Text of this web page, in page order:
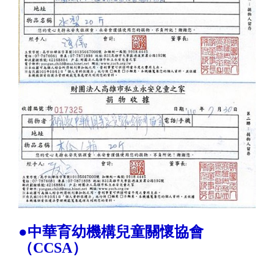
●中華育幼機構兒童關懷協會
（CCSA）